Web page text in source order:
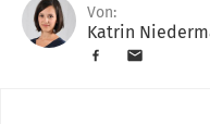
Von:
Katrin